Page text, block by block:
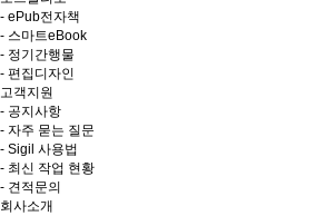
- ePub전자책
- 스마트eBook
- 정기간행물
- 편집디자인
고객지원
- 공지사항
- 자주 묻는 질문
- Sigil 사용법
- 최신 작업 현황
- 견적문의
회사소개